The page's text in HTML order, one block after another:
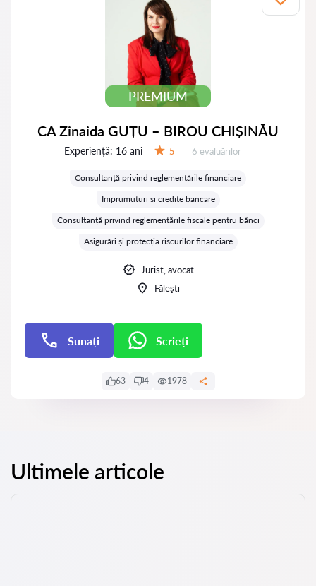
PREMIUM
CA Zinaida GUȚU – BIROU CHIȘINĂU
Experiență: 16 ani 5 Evaluărilor:
6 evaluărilor
Consultanță privind reglementările financiare
Imprumuturi și credite bancare
Consultanță privind reglementările fiscale pentru bănci
Asigurări și protecția riscurilor financiare
Jurist, avocat
Făleşti
Sunați Scrieți
63 4 1978
Ultimele articole